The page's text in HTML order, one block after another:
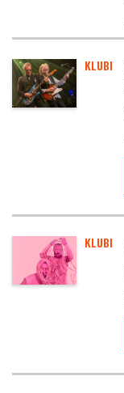
KLUBI
KLUBI